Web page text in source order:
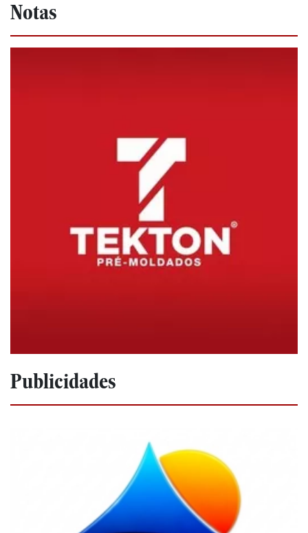
Notas
Publicidades